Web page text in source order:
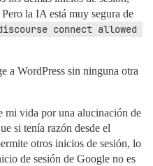
la IA está muy segura de
connect allowed
a WordPress sin ninguna otra
mi vida por una alucinación de
si tenía razón desde el
otros inicios de sesión, lo
de sesión de Google no es